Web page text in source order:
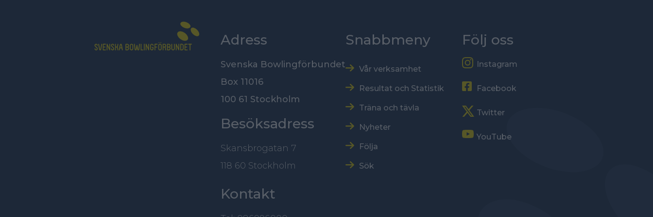
Adress
Svenska Bowlingförbundet
Box 11016
100 61 Stockholm
Besöksadress
Skansbrogatan 7
118 60 Stockholm
Kontakt
Snabbmeny
Vår verksamhet
Resultat och Statistik
Träna och tävla
Nyheter
Följa
Sök
Följ oss
Instagram
Facebook
Twitter
YouTube